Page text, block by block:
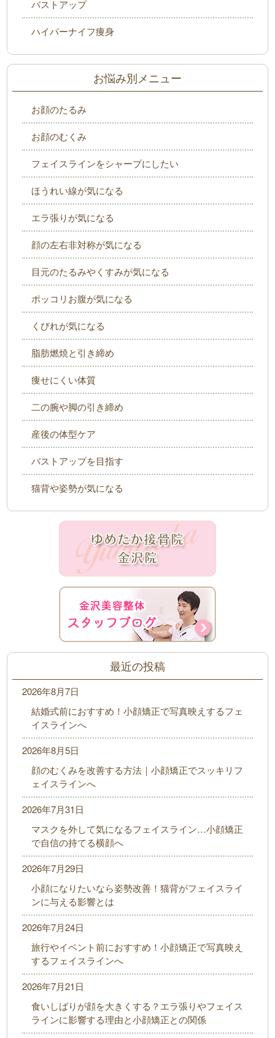
バストアップ
ハイパーナイフ痩身
お悩み別メニュー
お顔のたるみ
お顔のむくみ
フェイスラインをシャープにしたい
ほうれい線が気になる
エラ張りが気になる
顔の左右非対称が気になる
目元のたるみやくすみが気になる
ポッコリお腹が気になる
くびれが気になる
脂肪燃焼と引き締め
痩せにくい体質
二の腕や脚の引き締め
産後の体型ケア
バストアップを目指す
猫背や姿勢が気になる
最近の投稿
結婚式前におすすめ！小顔矯正で写真映えするフェ
イスラインへ
2026年8月7日
顔のむくみを改善する方法｜小顔矯正でスッキリフ
ェイスラインへ
2026年8月5日
マスクを外して気になるフェイスライン…小顔矯正
で自信の持てる横顔へ
2026年7月31日
小顔になりたいなら姿勢改善！猫背がフェイスライ
ンに与える影響とは
2026年7月29日
旅行やイベント前におすすめ！小顔矯正で写真映え
するフェイスラインへ
2026年7月24日
食いしばりが顔を大きくする？エラ張りやフェイス
ラインに影響する理由と小顔矯正との関係
2026年7月21日